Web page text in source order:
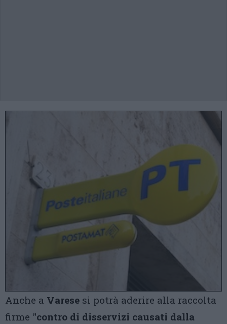
Anche a Varese si potrà aderire alla raccolta
firme "contro di disservizi causati dalla